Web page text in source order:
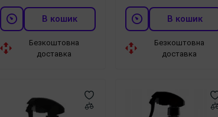
В кошик
Безкоштовна
доставка
В кошик
Безкоштовна
доставка